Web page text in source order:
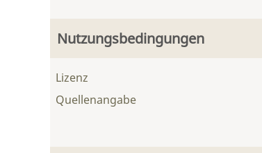
Nutzungsbedingungen
Lizenz
Quellenangabe